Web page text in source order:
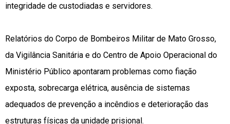
integridade de custodiadas e servidores.
Relatórios do Corpo de Bombeiros Militar de Mato Grosso,
da Vigilância Sanitária e do Centro de Apoio Operacional do
Ministério Público apontaram problemas como fiação
exposta, sobrecarga elétrica, ausência de sistemas
adequados de prevenção a incêndios e deterioração das
estruturas físicas da unidade prisional.